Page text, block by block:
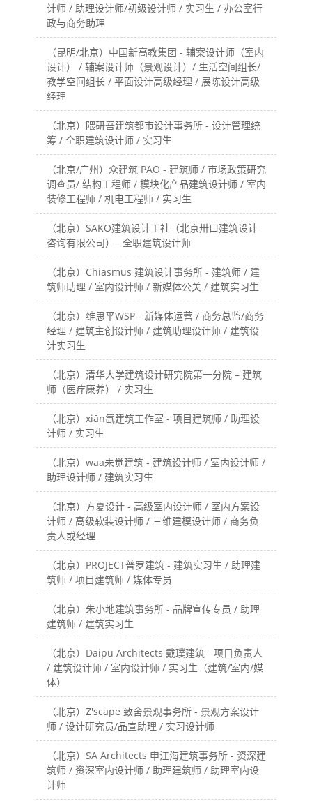
计师 / 助理设计师/初级设计师 / 实习生 / 办公室行
政与商务助理
（昆明/北京）中国新高教集团 - 辅案设计师（室内
设计） / 辅案设计师（景观设计）/ 生活空间组长/
教学空间组长 / 平面设计高级经理 / 展陈设计高级
经理
（北京）隈研吾建筑都市设计事务所 - 设计管理统
筹 / 全职建筑设计师 / 实习生
（北京/广州）众建筑 PAO - 建筑师 / 市场政策研究
调查员/ 结构工程师 / 模块化产品建筑设计师 / 室内
装修工程师 / 机电工程师 / 实习生
（北京）SAKO建筑设计工社（北京卅口建筑设计
咨询有限公司）– 全职建筑设计师
（北京）Chiasmus 建筑设计事务所 - 建筑师 / 建
筑师助理 / 室内设计师 / 新媒体公关 / 建筑实习生
（北京）维思平WSP - 新媒体运营 / 商务总监/商务
经理 / 建筑主创设计师 / 建筑助理设计师 / 建筑设
计实习生
（北京）清华大学建筑设计研究院第一分院 – 建筑
师（医疗康养） / 实习生
（北京）xiān氙建筑工作室 - 项目建筑师 / 助理设
计师 / 实习生
（北京）waa未觉建筑 - 建筑设计师 / 室内设计师 /
助理设计师 / 建筑实习生
（北京）方夏设计 - 高级室内设计师 / 室内方案设
计师 / 高级软装设计师 / 三维建模设计师 / 商务负
责人或经理
（北京）PROJECT普罗建筑 - 建筑实习生 / 助理建
筑师 / 项目建筑师 / 媒体专员
（北京）朱小地建筑事务所 - 品牌宣传专员 / 助理
建筑师 / 建筑实习生
（北京）Daipu Architects 戴璞建筑 - 项目负责人
/ 建筑设计师 / 室内设计师 / 实习生（建筑/室内/媒
体）
（北京）Z'scape 致舍景观事务所 - 景观方案设计
师 / 设计研究员/品宣助理 / 实习设计师
（北京）SA Architects 申江海建筑事务所 - 资深建
筑师 / 资深室内设计师 / 助理建筑师 / 助理室内设
计师